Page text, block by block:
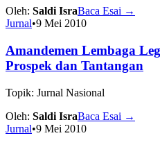
Oleh: Saldi IsraBaca Esai →
Jurnal•9 Mei 2010
Amandemen Lembaga
Prospek dan Tantangan
Topik: Jurnal Nasional
Oleh: Saldi IsraBaca Esai →
Jurnal•9 Mei 2010